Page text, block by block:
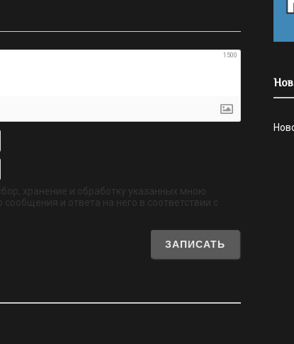
1500
Имя*
Email.
обязательно
хранение и обработку указанных мною
и ответа на него в соответствии с